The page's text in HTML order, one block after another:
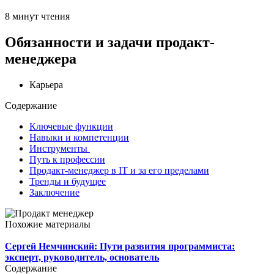
8 минут чтения
Обязанности и задачи продакт-
менеджера
Карьера
Содержание
Ключевые функции
Навыки и компетенции
Инструменты
Путь к профессии
Продакт-менеджер в IT и за его пределами
Тренды и будущее
Заключение
Похожие материалы
Сергей Немчинский: Пути развития программиста:
эксперт, руководитель, основатель
Содержание